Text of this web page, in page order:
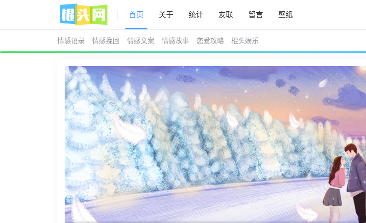
首页 关于 统计 友联 留言 壁纸
情感语录 情感挽回 情感文案 情感故事 恋爱攻略 棍头娱乐